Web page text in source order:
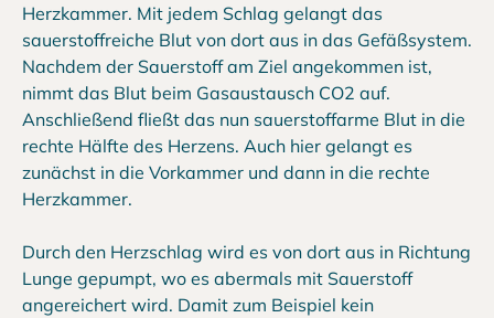
Herzkammer. Mit jedem Schlag gelangt das
sauerstoffreiche Blut von dort aus in das Gefäßsystem.
Nachdem der Sauerstoff am Ziel angekommen ist,
nimmt das Blut beim Gasaustausch CO2 auf.
Anschließend fließt das nun sauerstoffarme Blut in die
rechte Hälfte des Herzens. Auch hier gelangt es
zunächst in die Vorkammer und dann in die rechte
Herzkammer.
Durch den Herzschlag wird es von dort aus in Richtung
Lunge gepumpt, wo es abermals mit Sauerstoff
angereichert wird. Damit zum Beispiel kein